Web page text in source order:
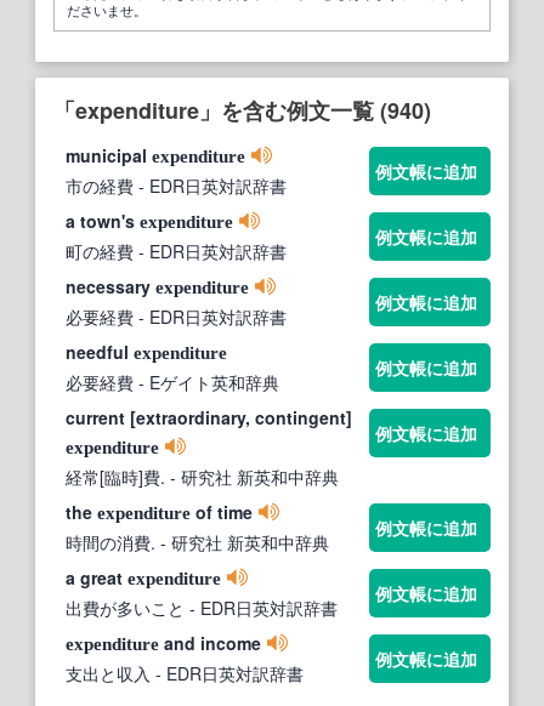
ださいませ。
「expenditure」を含む例文一覧 (940)
municipal expenditure
市の経費 - EDR日英対訳辞書
例文帳に追加
a town's expenditure
町の経費 - EDR日英対訳辞書
例文帳に追加
necessary expenditure
必要経費 - EDR日英対訳辞書
例文帳に追加
needful expenditure
必要経費 - Eゲイト英和辞典
例文帳に追加
current [extraordinary, contingent]
expenditure
経常[臨時]費. - 研究社 新英和中辞典
例文帳に追加
the expenditure of time
時間の消費. - 研究社 新英和中辞典
例文帳に追加
a great expenditure
出費が多いこと - EDR日英対訳辞書
例文帳に追加
expenditure and income
支出と収入 - EDR日英対訳辞書
例文帳に追加